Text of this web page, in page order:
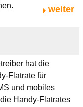
weiter
hat die
Flatrate für
und mobiles
Handy-Flatrates